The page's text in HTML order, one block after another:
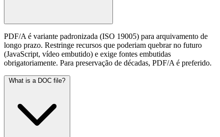
PDF/A é variante padronizada (ISO 19005) para arquivamento de
longo prazo. Restringe recursos que poderiam quebrar no futuro
(JavaScript, vídeo embutido) e exige fontes embutidas
obrigatoriamente. Para preservação de décadas, PDF/A é preferido.
What is a DOC file?